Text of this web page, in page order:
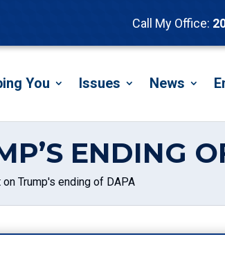
Call My Office:
You Issues News
ENDING
Trump's ending of DAPA